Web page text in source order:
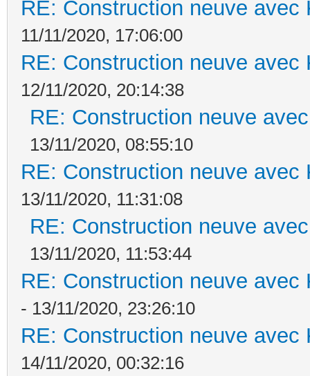
RE: Construction neuve avec
11/11/2020, 17:06:00
RE: Construction neuve avec
12/11/2020, 20:14:38
RE: Construction neuve
13/11/2020, 08:55:10
RE: Construction neuve avec
13/11/2020, 11:31:08
RE: Construction neuve
13/11/2020, 11:53:44
RE: Construction neuve avec
- 13/11/2020, 23:26:10
RE: Construction neuve avec
14/11/2020, 00:32:16